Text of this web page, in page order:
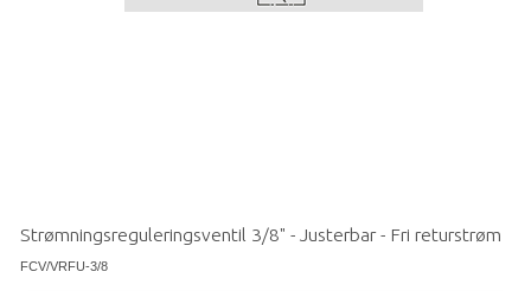
Strømningsreguleringsventil 3/8" - Justerbar - Fri returstrøm
FCV/VRFU-3/8